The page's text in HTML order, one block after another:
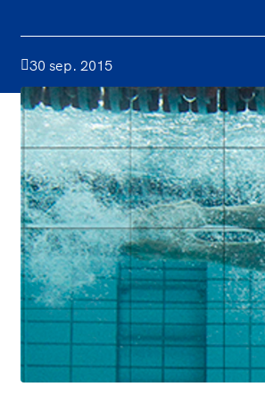
30 sep. 2015